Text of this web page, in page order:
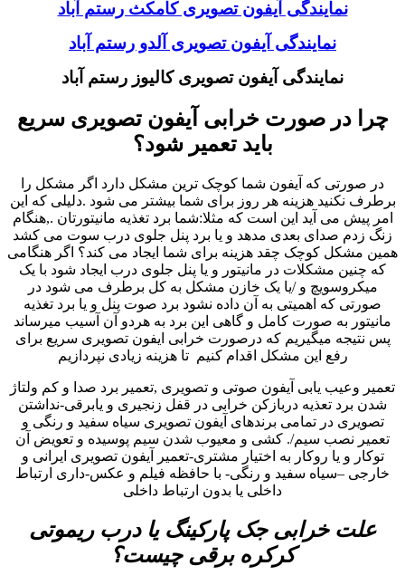
نمایندگی آیفون تصویری کامکث رستم آباد
نمایندگی آیفون تصویری آلدو رستم آباد
نمایندگی آیفون تصویری کالیوز رستم آباد
چرا در صورت خرابی آیفون تصویری سریع
باید تعمیر شود؟
در صورتی که آیفون شما کوچک ترین مشکل دارد اگر مشکل را
برطرف نکنید هزینه هر روز برای شما بیشتر می شود .دلیلی که این
امر پیش می آید این است که مثلا:شما برد تغذیه مانیتورتان .,هنگام
زنگ زدم صدای بعدی مدهد و یا برد پنل جلوی درب سوت می کشد
همین مشکل کوچک چقد هزینه برای شما ایجاد می کند؟ اگر هنگامی
که چنین مشکلات در مانیتور و یا پنل جلوی درب ایجاد شود با یک
میکروسویچ و /یا یک خازن مشکل به کل برطرف می شود در
صورتی که اهمیتی به آن داده نشود برد صوت پنل و یا برد تغذیه
مانیتور به صورت کامل و گاهی این برد به هردو آن آسیب میرساند
پس نتیجه میگیریم که درصورت خرابی ایفون تصویری سریع برای
رفع این مشکل اقدام کنیم تا هزینه زیادی نپردازیم
تعمیر وعیب یابی آیفون صوتی و تصویری ,تعمیر برد صدا و کم ولتاژ
شدن برد تعذیه دربازکن خرابی در قفل زنجیری و یابرقی-نداشتن
تصویری در تمامی برندهای آیفون تصویری سیاه سفید و رنگی و
تعمیر نصب سیم/. کشی و معیوب شدن سیم پوسیده و تعویض آن
توکار و یا روکار به اختیار مشتری-تعمیر آیفون تصویری ایرانی و
خارجی –سیاه سفید و رنگی- با حافظه فیلم و عکس-داری ارتباط
داخلی یا بدون ارتباط داخلی
علت خرابی جک پارکینگ یا درب ریموتی
کرکره برقی چیست؟